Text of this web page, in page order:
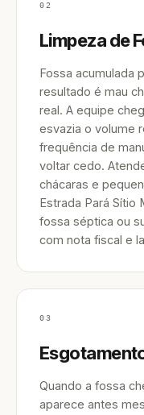
02
Limpeza de
Fossa acumulada
resultado é mau
real. A equipe
esvazia o volume
frequência de
voltar cedo.
chácaras e
Estrada Pará Sítio
fossa séptica ou
com nota fiscal e
03
Quando a fossa
aparece antes